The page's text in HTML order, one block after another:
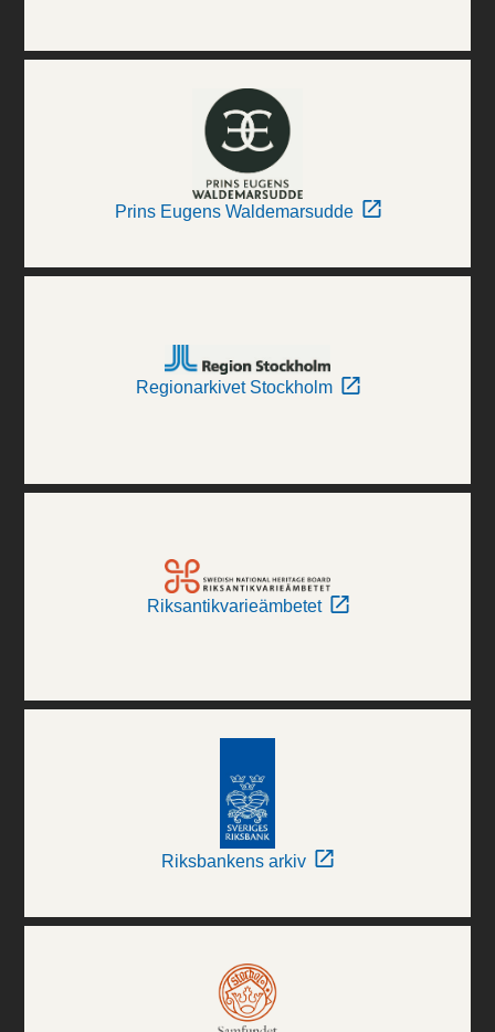
Prins Eugens Waldemarsudde
Regionarkivet Stockholm
Riksantikvarieämbetet
Riksbankens arkiv